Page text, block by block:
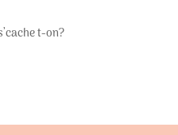
t-on?